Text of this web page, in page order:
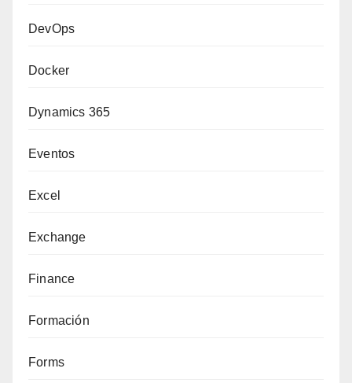
DevOps
Docker
Dynamics 365
Eventos
Excel
Exchange
Finance
Formación
Forms